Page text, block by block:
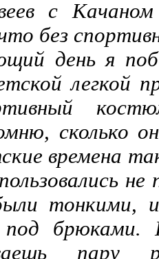
с Качаном
без
день я
легкой
сколько
времена
тонкими,
под брюками.
пару